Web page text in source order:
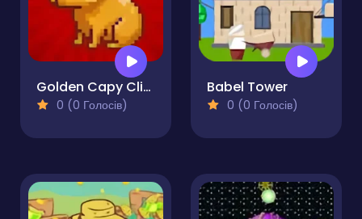
Golden Capy Clicker
0 (0 Голосів)
Babel Tower
0 (0 Голосів)